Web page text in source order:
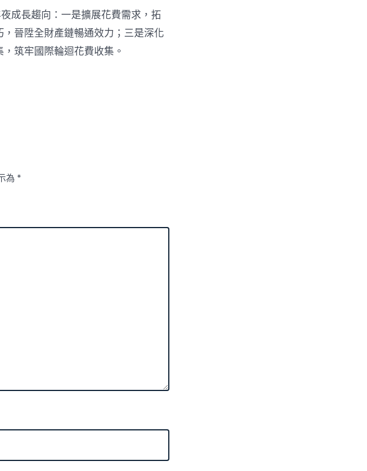
成長趨向：一是擴展花費需求，拓
晉陞全財產鏈暢通效力；三是深化
筑牢國際輪迴花費收集。
為 *